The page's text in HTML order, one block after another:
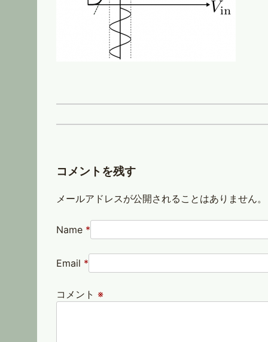
コメントを残す
メールアドレスが公開されることはありません。
Name *
Email *
コメント※